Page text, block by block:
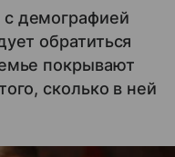
демографией
обратиться
покрывают
сколько в ней